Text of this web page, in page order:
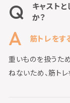
キャスト
か？
筋トレをす
重いものを扱うた
ねないため、筋トレ